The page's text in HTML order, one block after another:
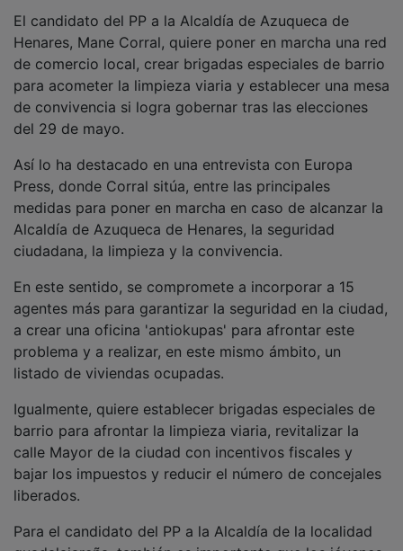
Henares, Mane Corral, quiere poner en marcha una red
de comercio local, crear brigadas especiales de barrio
para acometer la limpieza viaria y establecer una mesa
de convivencia si logra gobernar tras las elecciones
del 29 de mayo.
Press, donde Corral sitúa, entre las principales
medidas para poner en marcha en caso de alcanzar la
Alcaldía de Azuqueca de Henares, la seguridad
ciudadana, la limpieza y la convivencia.
agentes más para garantizar la seguridad en la ciudad,
a crear una oficina 'antiokupas' para afrontar este
problema y a realizar, en este mismo ámbito, un
listado de viviendas ocupadas.
barrio para afrontar la limpieza viaria, revitalizar la
calle Mayor de la ciudad con incentivos fiscales y
bajar los impuestos y reducir el número de concejales
liberados.
guadalajareña, también es importante que los jóvenes